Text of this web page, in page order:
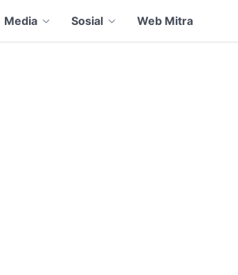
Media Sosial Web Mitra